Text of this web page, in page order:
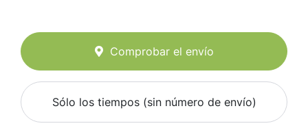
Comprobar el envío
Sólo los tiempos (sin número de envío)